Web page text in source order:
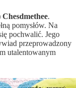
.
pomysłów. Na
pochwalić. Jego
przeprowadzony
utalentowanym